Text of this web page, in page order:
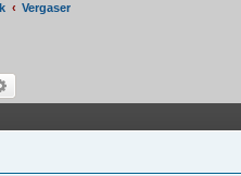
Vergaser